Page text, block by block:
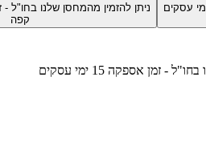
עסקים
ניתן להזמין מהמחסן שלנו בחו"ל
קפה
בחו"ל - זמן אספקה 15 ימי עסקים